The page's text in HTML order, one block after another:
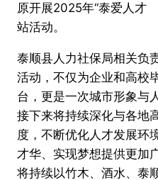
原开展2025年“泰爱人才
站活动。
泰顺县人力社保局相关负
活动，不仅为企业和高校
台，更是一次城市形象与
接下来将持续深化与各地
度，不断优化人才发展环
才华、实现梦想提供更加
将持续以竹木、酒水、泰